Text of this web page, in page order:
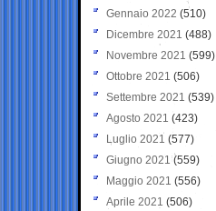
Gennaio 2022 (510)
Dicembre 2021 (488)
Novembre 2021 (599)
Ottobre 2021 (506)
Settembre 2021 (539)
Agosto 2021 (423)
Luglio 2021 (577)
Giugno 2021(559)
Maggio 2021 (556)
Aprile 2021 (506)